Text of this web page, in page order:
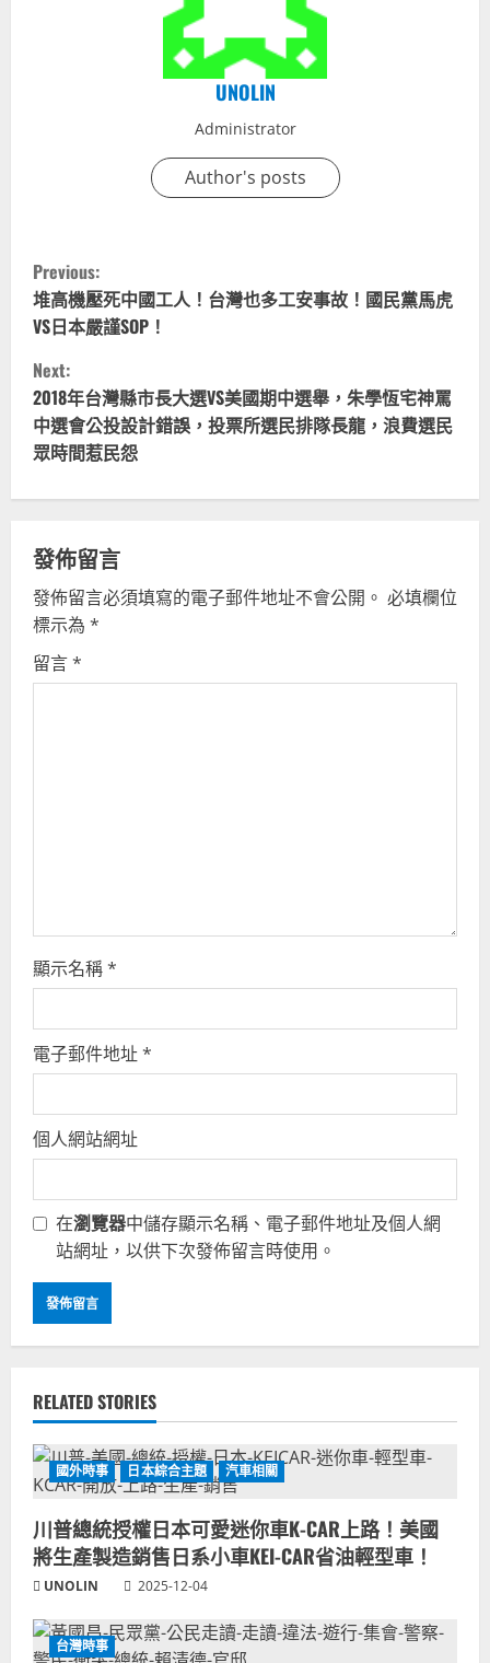
UNOLIN
Administrator
Author's posts
C
o
n
t
i
n
u
e
R
e
Previous:
堆高機壓死中國工人！台灣也多工安事故！國民黨馬虎
VS日本嚴謹SOP！
Next:
2018年台灣縣市長大選VS美國期中選舉，朱學恆宅神罵
中選會公投設計錯誤，投票所選民排隊長龍，浪費選民
眾時間惹民怨
發佈留言
發佈留言必須填寫的電子郵件地址不會公開。 必填欄位
標示為 *
留言*
顯示名稱*
電子郵件地址*
個人網站網址
在瀏覽器中儲存顯示名稱、電子郵件地址及個人網
站網址，以供下次發佈留言時使用。
RELATED STORIES
國外時事 日本綜合主題 汽車相關
川普總統授權日本可愛迷你車K-CAR上路！美國
將生產製造銷售日系小車KEI-CAR省油輕型車！
UNOLIN 2025-12-04
台灣時事